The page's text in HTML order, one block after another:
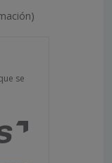
se